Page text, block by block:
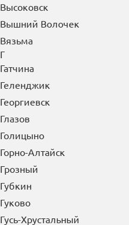
Высоковск
Вышний Волочек
Вязьма
Г
Гатчина
Геленджик
Георгиевск
Глазов
Голицыно
Горно-Алтайск
Грозный
Губкин
Гуково
Гусь-Хрустальный